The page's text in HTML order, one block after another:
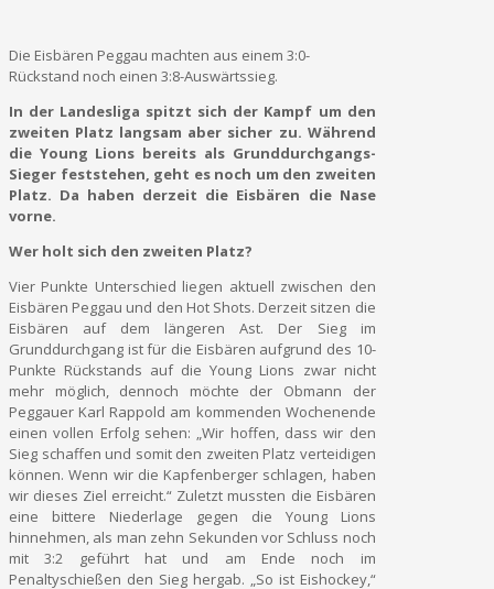
Die Eisbären Peggau machten aus einem 3:0-
Rückstand noch einen 3:8-Auswärtssieg.
In der Landesliga spitzt sich der Kampf um den
zweiten Platz langsam aber sicher zu. Während
die Young Lions bereits als Grunddurchgangs-
Sieger feststehen, geht es noch um den zweiten
Platz. Da haben derzeit die Eisbären die Nase
vorne.
Wer holt sich den zweiten Platz?
Vier Punkte Unterschied liegen aktuell zwischen den
Eisbären Peggau und den Hot Shots. Derzeit sitzen die
Eisbären auf dem längeren Ast. Der Sieg im
Grunddurchgang ist für die Eisbären aufgrund des 10-
Punkte Rückstands auf die Young Lions zwar nicht
mehr möglich, dennoch möchte der Obmann der
Peggauer Karl Rappold am kommenden Wochenende
einen vollen Erfolg sehen: „Wir hoffen, dass wir den
Sieg schaffen und somit den zweiten Platz verteidigen
können. Wenn wir die Kapfenberger schlagen, haben
wir dieses Ziel erreicht.“ Zuletzt mussten die Eisbären
eine bittere Niederlage gegen die Young Lions
hinnehmen, als man zehn Sekunden vor Schluss noch
mit 3:2 geführt hat und am Ende noch im
Penaltyschießen den Sieg hergab. „So ist Eishockey,“